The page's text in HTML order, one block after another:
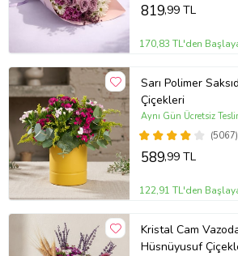
819,99 TL
170,83 TL'den
Sarı Polimer
Çiçekleri
(5067)
Aynı Gün Ücretsiz
589,99 TL
122,91 TL'den
Kristal Cam
Hüsnüyusuf